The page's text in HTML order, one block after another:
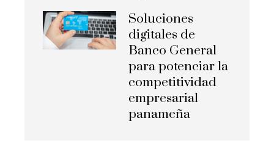
Soluciones
digitales de
Banco General
para potenciar la
competitividad
empresarial
panameña